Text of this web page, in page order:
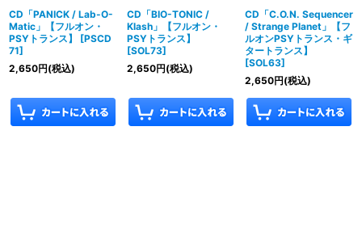
CD「PANICK / Lab-O-
Matic」【フルオン・
PSYトランス】
[PSCD
71]
2,650円(税込)
CD「BIO-TONIC /
Klash」【フルオン・
PSYトランス】
[SOL73]
2,650円(税込)
CD「C.O.N. Sequencer
/ Strange Planet」【フ
ルオンPSYトランス・ギ
タートランス】
[SOL63]
2,650円(税込)